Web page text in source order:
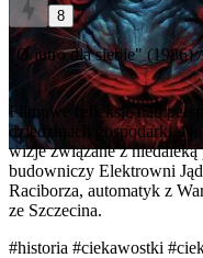
8
"O jutro dla siebie"
Filmowe refleksje nad
dziedzinach gospodarki.
wizje związane z niedaleką
budowniczy Elektrowni
Raciborza, automatyk z
ze Szczecina.
#historia #ciekawostki